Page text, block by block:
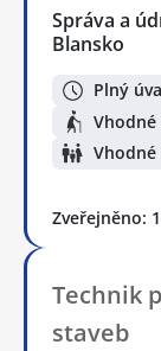
Správa a
Blansko
Plný
Zveřejněno:
Technik
staveb